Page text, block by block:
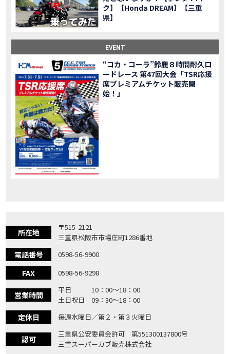
NEW BIKE 「X-ADV」大型クロスオーバーモデル X-ADV をフルモデルチェンジし発売！
NEW BIKE 「CB1000R」のヘッドライト等の外観デザインやカラーリングの変更など熟成を図り発売！
NEW BIKE 「NC750X」大型スポーツモデル NC750X をフルモデルチェンジし発売！
NEW BIKE 「CB1300 SUPER FOUR」「CB1300 SUPER BOL D’OR」ならびに「CB1300 SUPER FOUR SP」「CB1300 SUPER BOL D’OR SP」に先進の電子制御デバイスを採用し発売！
NEW BIKE 大型クルーザーモデル「Rebel 1100」を新発売!!
NEW BIKE よりスポーティーなイメージを強化『CBR650R』を発表!
NEW BIKE Neo Sports Caféシリーズのミドルクラスモデル『CB650R』を発表！
NEW BIKE フルモデルチェンジした 新型「PCX」「PCX160」「PCX e:HEV」を発表!
NEWS 国内販売を予定するグローバルモデルがHondaバイクWebサイトで公開されました！
NEW BIKE 「CRF250L」「CRF250 RALLY」をフルモデルチェンジし発表！
ク】【Honda DREAM】【三重
県】
EVENT
“コカ・コーラ”鈴鹿８時間耐久ロ
ードレース 第47回大会「TSR応援
席プレミアムチケット販売開
始！」
所在地
〒515-2121
三重県松阪市市場庄町1286番地
電話番号 0598-56-9900
FAX 0598-56-9298
営業時間
平日 10：00〜18：00
土日祝日 09：30〜18：00
定休日 毎週水曜日／第２・第３火曜日
認可
三重県公安委員会許可 第551300137800号
三重スーパーカブ販売株式会社